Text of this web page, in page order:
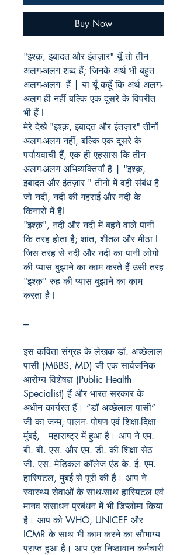
Buy Now
"इश्क़, इबादत और इंतज़ार" यूँ तो तीन
अलग-अलग शब्द हैं; जिनके अर्थ भी बहुत
अलग-अलग हैं | या यूँ कहूँ कि अर्थ अलग-
अलग ही नहीं बल्कि एक दूसरे के विपरीत
भी हैं I
मेरे देखे "इश्क़, इबादत और इंतज़ार" तीनों
अलग-अलग नहीं, बल्कि एक दूसरे के
पर्यायवाची हैं, एक ही एहसास कि तीन
अलग-अलग अभिव्यक्तियाँ हैं | "इश्क़,
इबादत और इंतज़ार " तीनों में वही संबंध है
जो नदी, नदी की गहराई और नदी के
किनारों में हैI
"इश्क़", नदी और नदी में बहने वाले पानी
कि तरह होता है; शांत, शीतल और मीठा I
जिस तरह से नदी और नदी का पानी लोगों
की प्यास बुझाने का काम करते हैं उसी तरह
"इश्क़" रुह की प्यास बुझाने का काम
करता है I
---
इस कविता संग्रह के लेखक डॉ. अच्छेलाल
पासी (MBBS, MD) जी एक सार्वजनिक
आरोग्य विशेषज्ञ (Public Health
Specialist) हैं और भारत सरकार के
अधीन कार्यरत हैं। “डॉ अच्छेलाल पासी”
जी का जन्म, पालन- पोषण एवं शिक्षा-दिक्षा
मुंबई, महाराष्ट्र में हुआ है। आप ने एम.
बी. बी. एस. और एम. डी. की शिक्षा सेठ
जी. एस. मेडिकल कॉलेज एंड के. ई. एम.
हास्पिटल, मुंबई से पूरी की है। आप ने
स्वास्थ्य सेवाओं के साथ-साथ हास्पिटल एवं
मानव संसाधन प्रबंधन में भी डिप्लोमा किया
है। आप को WHO, UNICEF और
ICMR के साथ भी काम करने का सौभाग्य
प्राप्त हुआ है। आप एक निष्ठावान कर्मचारी